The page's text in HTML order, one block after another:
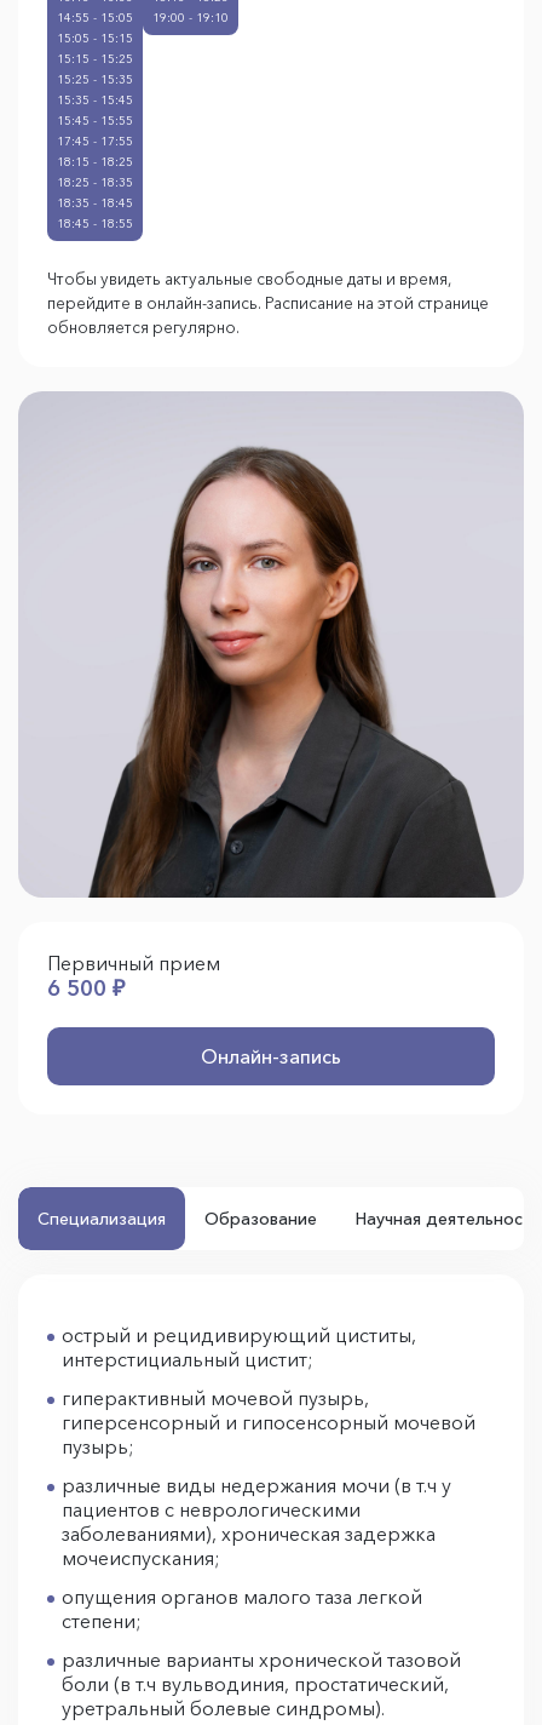
14:55 - 15:05
15:05 - 15:15
15:15 - 15:25
15:25 - 15:35
15:35 - 15:45
15:45 - 15:55
17:45 - 17:55
18:15 - 18:25
18:25 - 18:35
18:35 - 18:45
18:45 - 18:55
19:00 - 19:10
Чтобы увидеть актуальные свободные даты и время,
перейдите в онлайн-запись. Расписание на этой странице
обновляется регулярно.
Первичный прием
6 500 ₽
Онлайн-запись
Специализация Образование Научная деятельность
острый и рецидивирующий циститы,
интерстициальный цистит;
гиперактивный мочевой пузырь,
гиперсенсорный и гипосенсорный мочевой
пузырь;
различные виды недержания мочи (в т.ч у
пациентов с неврологическими
заболеваниями), хроническая задержка
мочеиспускания;
опущения органов малого таза легкой
степени;
различные варианты хронической тазовой
боли (в т.ч вульводиния, простатический,
уретральный болевые синдромы).